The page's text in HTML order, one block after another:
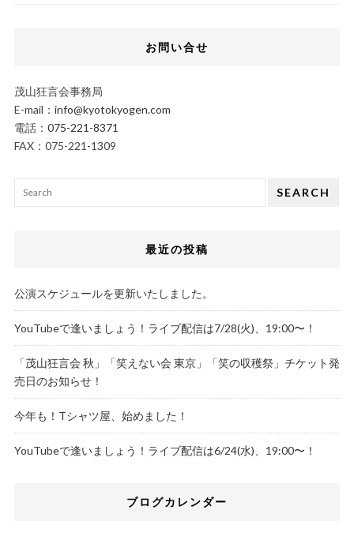
お問い合せ
茂山狂言会事務局
E-mail： info@kyotokyogen.com
電話： 075-221-8371
FAX：075-221-1309
SEARCH
最近の投稿
公演スケジュールを更新いたしました。
YouTubeで逢いましょう！ライブ配信は7/28(火)、19:00〜！
「茂山狂言会 秋」「笑えない会 東京」「笑の収穫祭」チケット発
売日のお知らせ！
今年も！Tシャツ屋、始めました！
YouTubeで逢いましょう！ライブ配信は6/24(水)、19:00〜！
ブログカレンダー